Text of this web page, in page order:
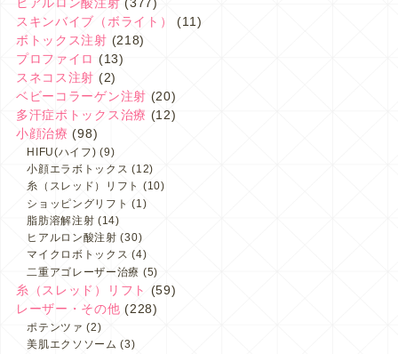
スキンバイブ（ボライト）
(11)
ボトックス注射 (218)
プロファイロ (13)
スネコス注射 (2)
ベビーコラーゲン注射 (20)
多汗症ボトックス治療 (12)
小顔治療 (98)
HIFU(ハイフ) (9)
小顔エラボトックス (12)
糸（スレッド）リフト (10)
ショッピングリフト (1)
脂肪溶解注射 (14)
ヒアルロン酸注射 (30)
マイクロボトックス (4)
二重アゴレーザー治療 (5)
糸（スレッド）リフト
(59)
レーザー・その他 (228)
ポテンツァ (2)
美肌エクソソーム (3)